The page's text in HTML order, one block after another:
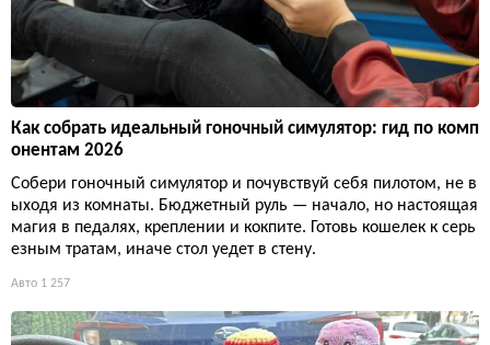
Как собрать идеальный гоночный симулятор: гид по комп
онентам 2026
Собери гоночный симулятор и почувствуй себя пилотом, не в
ыходя из комнаты. Бюджетный руль — начало, но настоящая
магия в педалях, креплении и кокпите. Готовь кошелек к серь
езным тратам, иначе стол уедет в стену.
Авто 1 257